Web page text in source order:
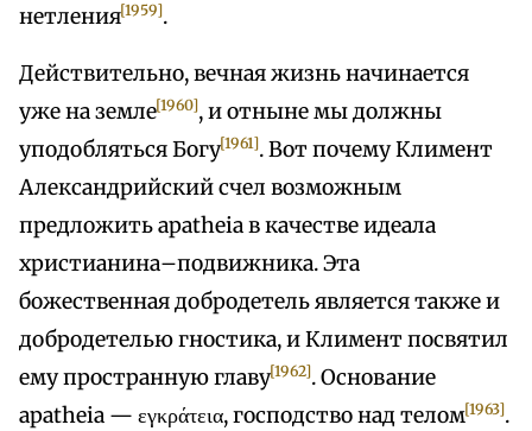
нетления[1959].
Действительно, вечная жизнь начинается
уже на земле[1960], и отныне мы должны
уподобляться Богу[1961]. Вот почему Климент
Александрийский счел возможным
предложить apatheia в качестве идеала
христианина–подвижника. Эта
божественная добродетель является также и
добродетелью гностика, и Климент посвятил
ему пространную главу[1962]. Основание
apatheia — εγκράτεια, господство над телом[1963].